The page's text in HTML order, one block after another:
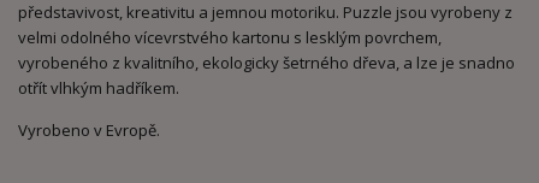
představivost, kreativitu a jemnou motoriku. Puzzle jsou vyrobeny z
velmi odolného vícevrstvého kartonu s lesklým povrchem,
vyrobeného z kvalitního, ekologicky šetrného dřeva, a lze je snadno
otřít vlhkým hadříkem.
Vyrobeno v Evropě.